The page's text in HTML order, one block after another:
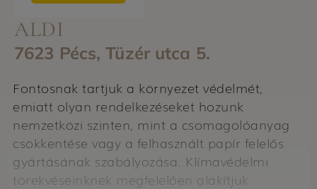
ALDI
7623 Pécs, Tüzér utca 5.
Fontosnak tartjuk a környezet védelmét,
emiatt olyan rendelkezéseket hozunk
nemzetközi szinten, mint a csomagolóanyag
csökkentése vagy a felhasznált papír felelős
gyártásának szabályozása. Klímavédelmi
törekvéseinknek megfelelően alakítjuk